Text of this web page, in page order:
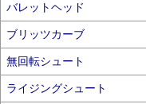
バレットヘッド
ブリッツカーブ
無回転シュート
ライジングシュート